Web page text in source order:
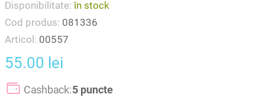
Disponibilitate:în stock
Cod produs: 081336
Articol: 00557
55.00 lei
Cashback:5 puncte